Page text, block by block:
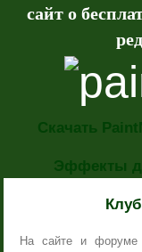
сайт о
Скачать
Эффекты
На сайте и форуме